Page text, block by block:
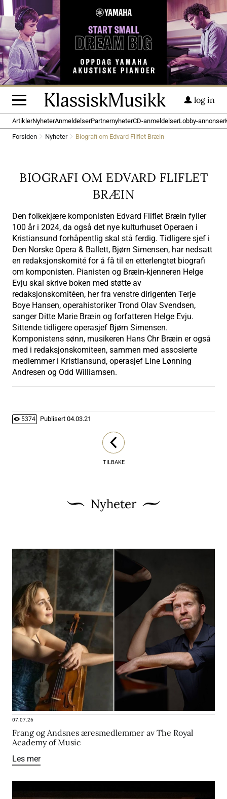
log in
ArtiklerNyheterAnmeldelserPartnernyheterCD-anmeldelserLobby-annonser
Forsiden Nyheter Biografi om Edvard Fliflet Bræin
BIOGRAFI OM EDVARD FLIFLET
BRÆIN
Den folkekjære komponisten Edvard Fliflet Bræin fyller
100 år i 2024, da også det nye kulturhuset Operaen i
Kristiansund forhåpentlig skal stå ferdig. Tidligere sjef i
Den Norske Opera & Ballett, Bjørn Simensen, har nedsatt
en redaksjonskomité for å få til en etterlengtet biografi
om komponisten. Pianisten og Bræin-kjenneren Helge
Evju skal skrive boken med støtte av
redaksjonskomitéen, her fra venstre dirigenten Terje
Boye Hansen, operahistoriker Trond Olav Svendsen,
sanger Ditte Marie Bræin og forfatteren Helge Evju.
Sittende tidligere operasjef Bjørn Simensen.
Komponistens sønn, musikeren Hans Chr Bræin er også
med i redaksjonskomiteen, sammen med assosierte
medlemmer i Kristiansund, operasjef Line Lønning
Andresen og Odd Williamsen.
5374 Publisert 04.03.21
TILBAKE
Nyheter
07.07.26
Frang og Andsnes æresmedlemmer av The Royal
Academy of Music
Les mer